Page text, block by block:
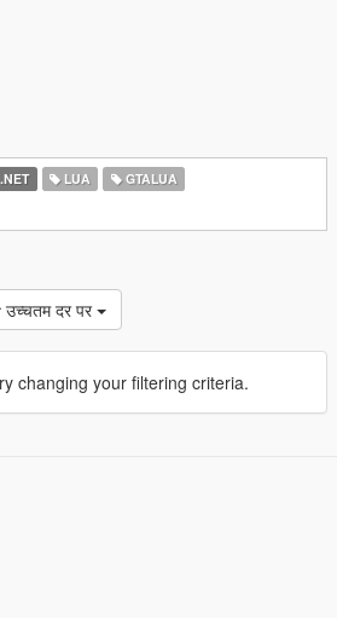
.NET LUA
GTALUA
उच्चतम दर पर
changing your filtering criteria.